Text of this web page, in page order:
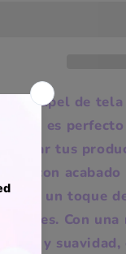
papel de
es
tus
con
dará un toque
Con
y